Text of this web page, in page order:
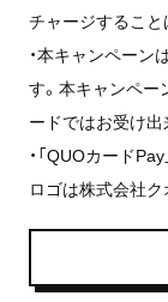
チャージすること
・本キャンペー
す。本キャンペ
ードではお受け出
・「QUOカード
ロゴは株式会社ク